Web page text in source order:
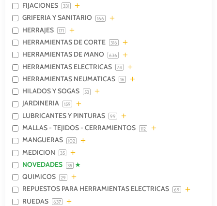
FIJACIONES 331
GRIFERIA Y SANITARIO 166
HERRAJES 171
HERRAMIENTAS DE CORTE 316
HERRAMIENTAS DE MANO 636
HERRAMIENTAS ELECTRICAS 74
HERRAMIENTAS NEUMATICAS 16
HILADOS Y SOGAS 53
JARDINERIA 159
LUBRICANTES Y PINTURAS 99
MALLAS - TEJIDOS - CERRAMIENTOS 112
MANGUERAS 102
MEDICION 35
NOVEDADES 35
QUIMICOS 29
REPUESTOS PARA HERRAMIENTAS ELECTRICAS 69
RUEDAS 637